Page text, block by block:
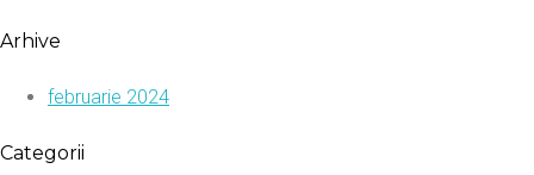
Arhive
februarie 2024
Categorii